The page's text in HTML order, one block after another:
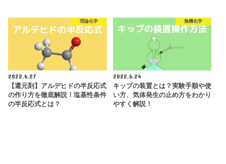
理論化学
2022.6.27
【還元剤】アルデヒドの半反応式
の作り方を徹底解説！塩基性条件
の半反応式とは？
無機化学
2022.6.24
キップの装置とは？実験手順や使
い方、気体発生の止め方をわかり
やすく解説！